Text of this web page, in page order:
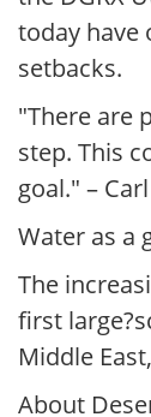
today have
setbacks.
"There are
step. This
goal." –
Water as a
The
first
Middle
About